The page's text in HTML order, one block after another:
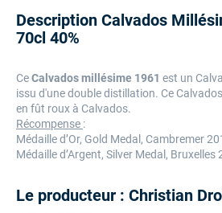
Description Calvados
70cl 40%
CeCalvados millésime 1961 est un
issu d'une double distillation. Ce Calvados
en fût roux à Calvados.
Récompense :
Médaille d’Or, Gold Medal, Cambremer
Médaille d’Argent, Silver Medal, Bruxelles
Le producteur : Christian